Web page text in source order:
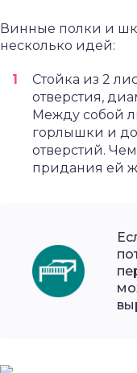
Винные полки и
несколько идей:
Стойка из 2
отверстия,
Между собой
горлышки и
отверстий.
придания ей